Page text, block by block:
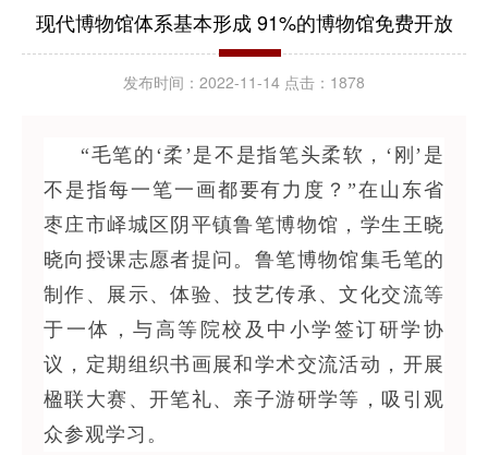
现代博物馆体系基本形成 91%的博物馆免费开放
发布时间： 2022-11-14 点击： 1878
“毛笔的‘柔’是不是指笔头柔软，‘刚’是
不是指每一笔一画都要有力度？”在山东省
枣庄市峄城区阴平镇鲁笔博物馆，学生王晓
晓向授课志愿者提问。鲁笔博物馆集毛笔的
制作、展示、体验、技艺传承、文化交流等
于一体，与高等院校及中小学签订研学协
议，定期组织书画展和学术交流活动，开展
楹联大赛、开笔礼、亲子游研学等，吸引观
众参观学习。